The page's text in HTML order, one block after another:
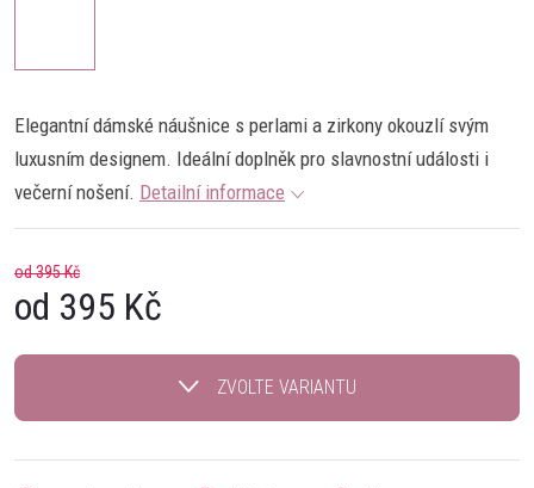
Elegantní dámské náušnice s perlami a zirkony okouzlí svým
luxusním designem. Ideální doplněk pro slavnostní události i
večerní nošení. Detailní informace
od 395 Kč
od 395 Kč
cena:
ZVOLTE VARIANTU